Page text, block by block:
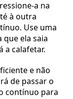
a na
à outra
Use uma
ela saia
a calafetar.
e não
de passar o
contínuo para